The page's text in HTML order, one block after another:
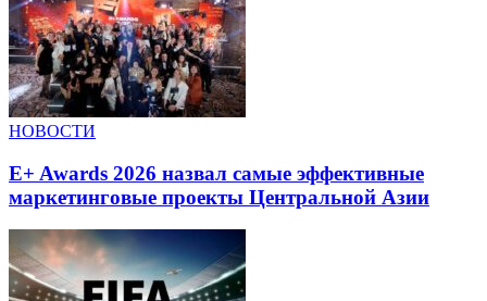
НОВОСТИ
E+ Awards 2026 назвал самые эффективные
маркетинговые проекты Центральной Азии